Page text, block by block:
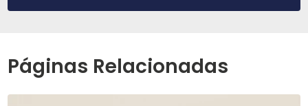
Páginas Relacionadas